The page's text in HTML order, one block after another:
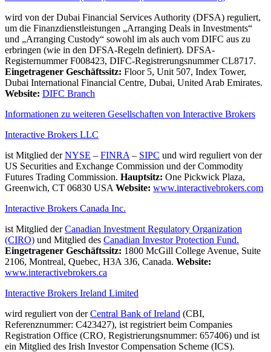
wird von der Dubai Financial Services Authority (DFSA) reguliert,
um die Finanzdienstleistungen „Arranging Deals in Investments“
und „Arranging Custody“ sowohl im als auch vom DIFC aus zu
erbringen (wie in den DFSA-Regeln definiert). DFSA-
Registernummer F008423, DIFC-Registrerungsnummer CL8717.
Eingetragener Geschäftssitz: Floor 5, Unit 507, Index Tower,
Dubai International Financial Centre, Dubai, United Arab Emirates.
Website: DIFC Branch
Informationen zu weiteren Gesellschaften von Interactive Brokers
Interactive Brokers LLC
ist Mitglied derNYSE – FINRA – SIPC und wird reguliert von der
US Securities and Exchange Commission und der Commodity
Futures Trading Commission. Hauptsitz: One Pickwick Plaza,
Greenwich, CT 06830 USA Website: www.interactivebrokers.com
Interactive Brokers Canada Inc.
ist Mitglied derCanadian Investment Regulatory Organization
(CIRO) und Mitglied des Canadian Investor Protection Fund.
Eingetragener Geschäftssitz: 1800 McGill College Avenue, Suite
2106, Montreal, Quebec, H3A 3J6, Canada. Website:
www.interactivebrokers.ca
Interactive Brokers Ireland Limited
wird reguliert von derCentral Bank of Ireland (CBI,
Referenznummer: C423427), ist registriert beim Companies
Registration Office (CRO, Registrierungsnummer: 657406) und ist
ein Mitglied des Irish Investor Compensation Scheme (ICS).